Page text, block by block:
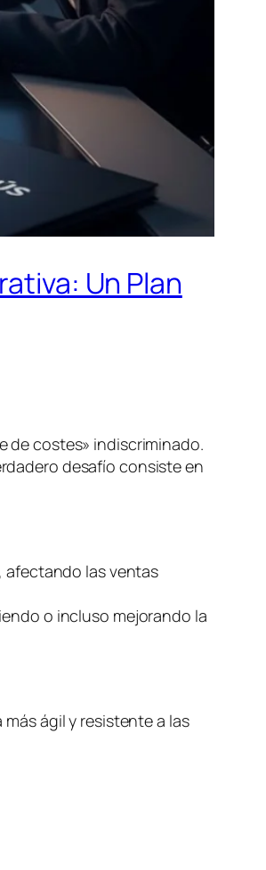
Un Plan
de costes» indiscriminado.
desafío consiste en
afectando las ventas
o incluso mejorando la
ágil y resistente a las